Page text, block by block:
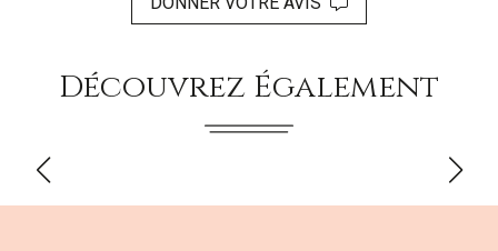
Découvrez Également